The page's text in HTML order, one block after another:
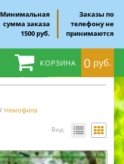
Минимальная
сумма заказа
1500 руб.
Заказы по
телефону не
принимаются
КОРЗИНА 0 руб.
Немофила
Вид: